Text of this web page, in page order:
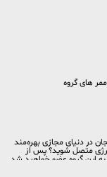
ممر های گروه
در دنیای مجازی بهره‌مند
متصل شوید؟ پس از
به این گروه عضو خواهید شد